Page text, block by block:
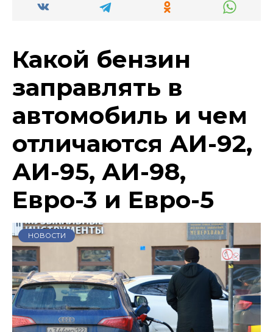
Какой бензин
заправлять в
автомобиль и чем
отличаются АИ-92,
АИ-95, АИ-98,
Евро-3 и Евро-5
НОВОСТИ